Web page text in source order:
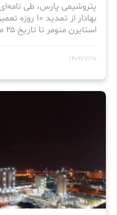
پتروشیمی پارس، طی
بهادار از
استایرن منومر تا تاریخ ۲۵ مهر ۱۴۰۴ خبر داد.
1404/7/17